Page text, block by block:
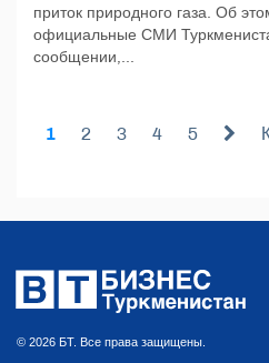
приток природного газа. Об
официальные СМИ
сообщении,...
1 2 3 4 5
© 2026 БТ. Все права защищены.